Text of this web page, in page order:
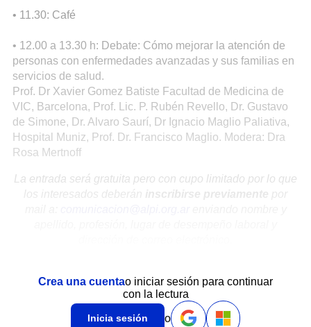
• 11.30: Café
• 12.00 a 13.30 h: Debate: Cómo mejorar la atención de
personas con enfermedades avanzadas y sus familias en
servicios de salud.
Prof. Dr Xavier Gomez Batiste Facultad de Medicina de
VIC, Barcelona, Prof. Lic. P. Rubén Revello, Dr. Gustavo
de Simone, Dr. Alvaro Saurí, Dr Ignacio Maglio Paliativa,
Hospital Muniz, Prof. Dr. Francisco Maglio. Modera: Dra
Rosa Mertnoff
La entrada será gratuita pero con cupo limitado por lo que
los interesados deberán
inscribirse previamente
Crea una cuentao iniciar sesión para continuar
con la lectura
Inicia sesión o